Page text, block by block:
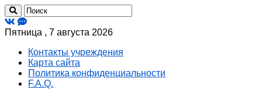
Пятница , 7 августа 2026
Контакты учреждения
Карта сайта
Политика конфиденциальности
F.A.Q.